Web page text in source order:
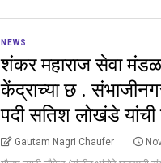
NEWS
शंकर महाराज सेवा
केंद्राच्या छ .
पदी सतिश लोखंडे यांची
Gautam Nagri Chaufer